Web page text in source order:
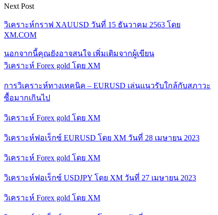
Next Post
วิเคราะห์กราฟ XAUUSD วันที่ 15 ธันวาคม 2563 โดย
XM.COM
นอกจากนี้คุณยังอาจสนใจ เพิ่มเติมจากผู้เขียน
วิเคราะห์ Forex gold โดย XM
การวิเคราะห์ทางเทคนิค – EURUSD เล่นแนวรับใกล้กับสภาวะ
ซื้อมากเกินไป
วิเคราะห์ Forex gold โดย XM
วิเคราะห์ฟอเร็กซ์ EURUSD โดย XM วันที่ 28 เมษายน 2023
วิเคราะห์ Forex gold โดย XM
วิเคราะห์ฟอเร็กซ์ USDJPY โดย XM วันที่ 27 เมษายน 2023
วิเคราะห์ Forex gold โดย XM